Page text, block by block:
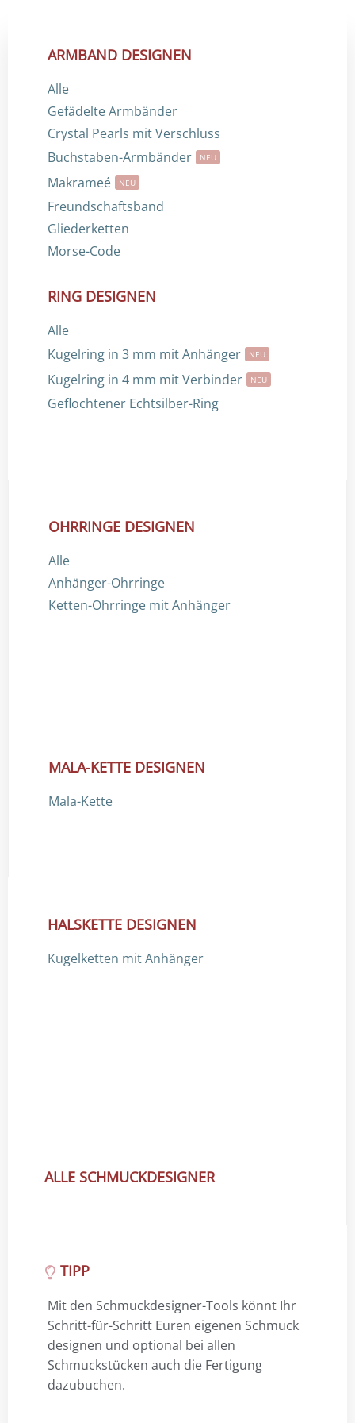
ARMBAND DESIGNEN
Alle
Gefädelte Armbänder
Crystal Pearls mit Verschluss
Buchstaben-Armbänder
NEU
Makrameé NEU
Freundschaftsband
Gliederketten
Morse-Code
RING DESIGNEN
Alle
Kugelring in 3 mm mit Anhänger
NEU
Kugelring in 4 mm mit Verbinder NEU
Geflochtener Echtsilber-Ring
OHRRINGE DESIGNEN
Alle
Anhänger-Ohrringe
Ketten-Ohrringe mit Anhänger
MALA-KETTE DESIGNEN
Mala-Kette
HALSKETTE DESIGNEN
Kugelketten mit Anhänger
ALLE SCHMUCKDESIGNER
TIPP
Mit den Schmuckdesigner-Tools könnt Ihr
Schritt-für-Schritt Euren eigenen Schmuck
designen und optional bei allen
Schmuckstücken auch die Fertigung
dazubuchen.